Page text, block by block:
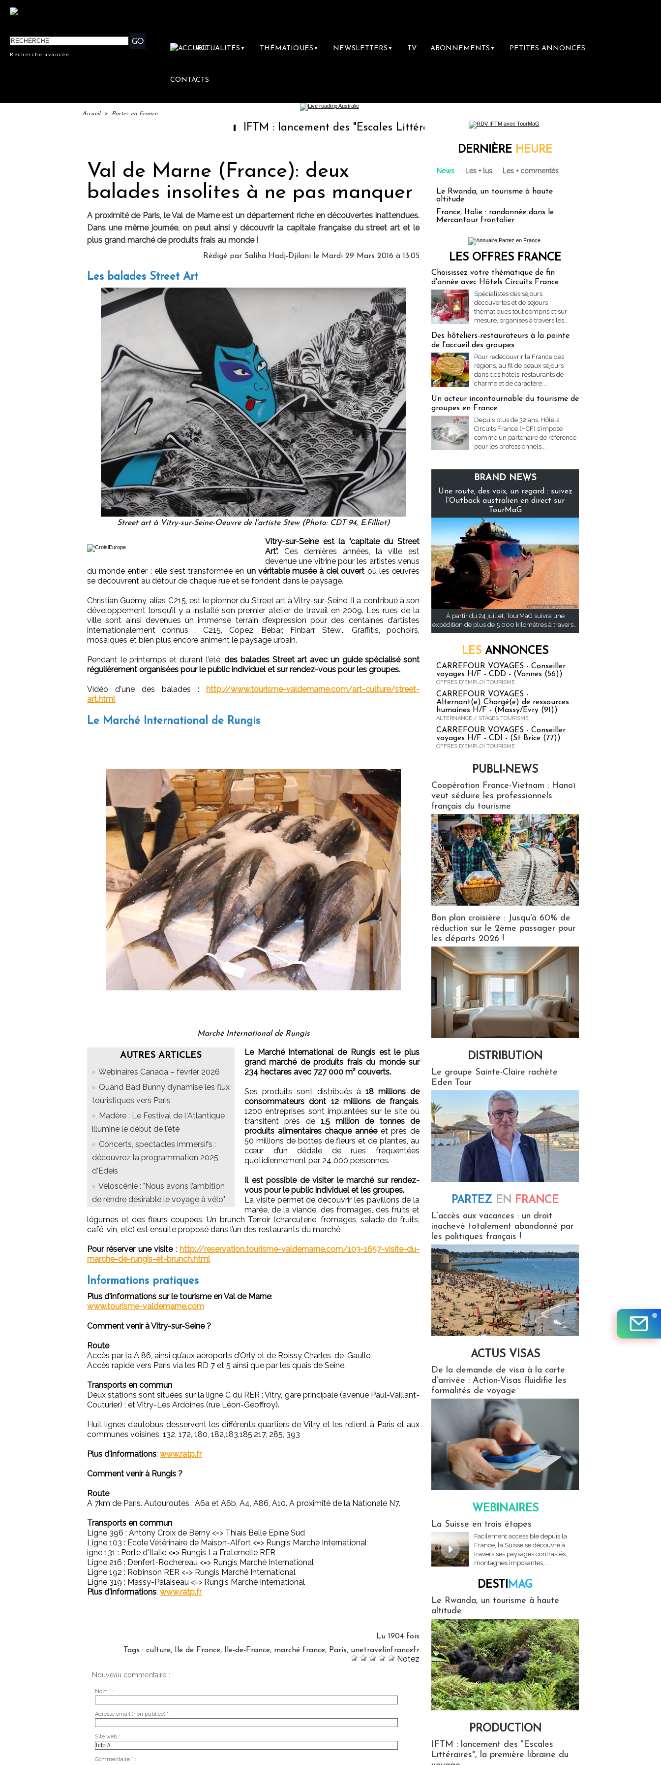
Recherche avancée
ACTUALITÉS ▼ THÉMATIQUES ▼ NEWSLETTERS ▼ TV ABONNEMENTS ▼ PETITES ANNONCES
CONTACTS
Accueil > Partez en France
IFTM : lancement des "Escales Littéraires", la première librairie du voyage
Val de Marne (France): deux
balades insolites à ne pas manquer
A proximité de Paris, le Val de Marne est un département riche en découvertes inattendues.
Dans une même journée, on peut ainsi y découvrir la capitale française du street art et le
plus grand marché de produits frais au monde !
Rédigé par Saliha Hadj-Djilani le Mardi 29 Mars 2016 à 13:05
Les balades Street Art
Street art à Vitry-sur-Seine-Oeuvre de l'artiste Stew (Photo: CDT 94, E.Filliot)
Vitry-sur-Seine est la "capitale du Street
Art". Ces dernières années, la ville est
devenue une vitrine pour les artistes venus
du monde entier : elle s’est transformée en un véritable musée à ciel ouvert où les œuvres
se découvrent au détour de chaque rue et se fondent dans le paysage.
Christian Guémy, alias C215, est le pionner du Street art à Vitry-sur-Seine. Il a contribué à son
développement lorsqu’il y a installé son premier atelier de travail en 2009. Les rues de la
ville sont ainsi devenues un immense terrain d’expression pour des centaines d’artistes
internationalement connus : C215, Cope2, Bébar, Finbarr, Stew... Graffitis, pochoirs,
mosaïques et bien plus encore animent le paysage urbain.
Pendant le printemps et durant l’été,des balades Street art avec un guide spécialisé sont
régulièrement organisées pour le public individuel et sur rendez-vous pour les groupes.
Vidéo d'une des balades : http://www.tourisme-valdemarne.com/art-culture/street-
art.html
Le Marché International de Rungis
Marché International de Rungis
AUTRES ARTICLES
Webinaires Canada – février 2026
Quand Bad Bunny dynamise les flux
touristiques vers Paris
Madère : Le Festival de l'Atlantique
illumine le début de l'été
Concerts, spectacles immersifs :
découvrez la programmation 2025
d'Edeis
Véloscénie : "Nous avons l’ambition
de rendre désirable le voyage à vélo"
Le Marché International de Rungis est le plus
grand marché de produits frais du monde sur
234 hectares avec 727 000 m² couverts.
Ses produits sont distribués à 18 millions de
consommateurs dont 12 millions de français.
1200 entreprises sont implantées sur le site où
transitent près de 1,5 million de tonnes de
produits alimentaires chaque année et près de
50 millions de bottes de fleurs et de plantes, au
cœur d’un dédale de rues fréquentées
quotidiennement par 24 000 personnes.
Il est possible de visiter le marché sur rendez-
vous pour le public individuel et les groupes.
La visite permet de découvrir les pavillons de la
marée, de la viande, des fromages, des fruits et
légumes et des fleurs coupées. Un brunch Terroir (charcuterie, fromages, salade de fruits,
café, vin, etc) est ensuite proposé dans l’un des restaurants du marché.
Pour réserver une visite: http://reservation.tourisme-valdemarne.com/103-1657-visite-du-
marche-de-rungis-et-brunch.html
Informations pratiques
Plus d'informations sur le tourisme en Val de Marne:
www.tourisme-valdemarne.com
Comment venir à Vitry-sur-Seine ?
Route
Accès par la A 86, ainsi qu’aux aéroports d’Orly et de Roissy Charles-de-Gaulle.
Accès rapide vers Paris via les RD 7 et 5 ainsi que par les quais de Seine.
Transports en commun
Deux stations sont situées sur la ligne C du RER : Vitry, gare principale (avenue Paul-Vaillant-
Couturier) ; et Vitry-Les Ardoines (rue Léon-Geoffroy).
Huit lignes d’autobus desservent les différents quartiers de Vitry et les relient à Paris et aux
communes voisines: 132, 172, 180, 182,183,185,217, 285, 393
Plus d'informations: www.ratp.fr
Comment venir à Rungis ?
Route
A 7km de Paris. Autouroutes : A6a et A6b, A4, A86, A10. A proximité de la Nationale N7.
Transports en commun
Ligne 396 : Antony Croix de Berny <=> Thiais Belle Epine Sud
Ligne 103 : Ecole Vétérinaire de Maison-Alfort <=> Rungis Marché International
igne 131 : Porte d'Italie <=> Rungis La Fraternelle RER
Ligne 216 : Denfert-Rochereau <=> Rungis Marché International
Ligne 192 : Robinson RER <=> Rungis Marché International
Ligne 319 : Massy-Palaiseau <=> Rungis Marché International
Plus d'informations: www.ratp.fr
Lu 1904 fois
Tags : culture, Ile de France, Ile-de-France, marché france, Paris, unetravelinfrancefr
Notez
Nouveau commentaire :
Nom * :
Adresse email (non publiée) * :
Site web :
Commentaire * :
DERNIÈRE HEURE
News Les + lus Les + commentés
Le Rwanda, un tourisme à haute
altitude
France, Italie : randonnée dans le
Mercantour frontalier
LES OFFRES FRANCE
Choisissez votre thématique de fin
d'année avec Hôtels Circuits France
Spécialistes des séjours
découvertes et de séjours
thématiques tout compris et sur-
mesure, organisés à travers les...
Des hôteliers-restaurateurs à la pointe
de l'accueil des groupes
Pour redécouvrir la France des
régions, au fil de beaux séjours
dans des hôtels-restaurants de
charme et de caractère....
Un acteur incontournable du tourisme de
groupes en France
Depuis plus de 32 ans, Hôtels
Circuits France (HCF) s’impose
comme un partenaire de référence
pour les professionnels...
BRAND NEWS
Une route, des voix, un regard : suivez
l’Outback australien en direct sur
TourMaG
À partir du 24 juillet, TourMaG suivra une
expédition de plus de 5 000 kilomètres à travers...
LES ANNONCES
CARREFOUR VOYAGES - Conseiller
voyages H/F - CDD - (Vannes (56))
OFFRES D'EMPLOI TOURISME
CARREFOUR VOYAGES -
Alternant(e) Chargé(e) de ressources
humaines H/F - (Massy/Evry (91))
ALTERNANCE / STAGES TOURISME
CARREFOUR VOYAGES - Conseiller
voyages H/F - CDI - (St Brice (77))
OFFRES D'EMPLOI TOURISME
PUBLI-NEWS
Coopération France-Vietnam : Hanoï
veut séduire les professionnels
français du tourisme
Bon plan croisière : Jusqu'à 60% de
réduction sur le 2ème passager pour
les départs 2026 !
DISTRIBUTION
Le groupe Sainte-Claire rachète
Eden Tour
PARTEZ EN FRANCE
L’accès aux vacances : un droit
inachevé totalement abandonné par
les politiques français !
ACTUS VISAS
De la demande de visa à la carte
d’arrivée : Action-Visas fluidifie les
formalités de voyage
WEBINAIRES
La Suisse en trois étapes
Facilement accessible depuis la
France, la Suisse se découvre à
travers ses paysages contrastés,
montagnes imposantes,...
DESTIMAG
Le Rwanda, un tourisme à haute
altitude
PRODUCTION
IFTM : lancement des "Escales
Littéraires", la première librairie du